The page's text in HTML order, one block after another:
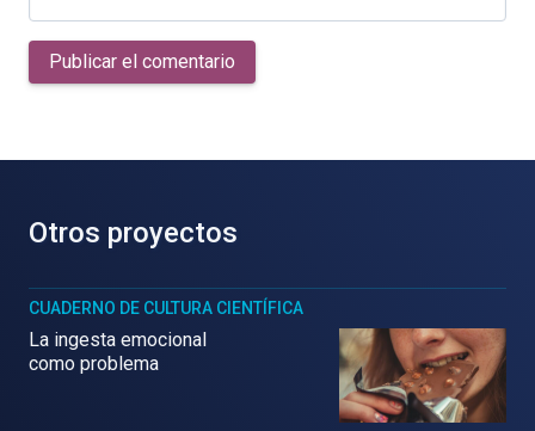
Publicar el comentario
Otros proyectos
CUADERNO DE CULTURA CIENTÍFICA
La ingesta emocional
como problema